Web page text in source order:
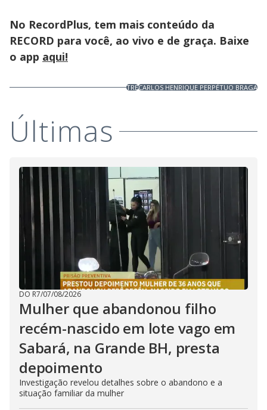
No RecordPlus, tem mais conteúdo da
RECORD para você, ao vivo e de graça. Baixe
o app aqui!
TRECARLOS HENRIQUE PERPÉTUO BRAGA
Últimas
DO R7/07/08/2026
Mulher que abandonou filho
recém-nascido em lote vago em
Sabará, na Grande BH, presta
depoimento
Investigação revelou detalhes sobre o abandono e a
situação familiar da mulher